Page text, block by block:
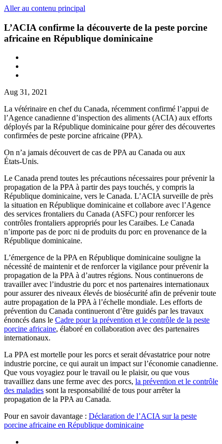
Aller au contenu principal
L’ACIA confirme la découverte de la peste porcine
africaine en République dominicaine
Aug 31, 2021
La vétérinaire en chef du Canada, récemment confirmé l’appui de
l’Agence canadienne d’inspection des aliments (ACIA) aux efforts
déployés par la République dominicaine pour gérer des découvertes
confirmées de peste porcine africaine (PPA).
On n’a jamais découvert de cas de PPA au Canada ou aux
États‑Unis.
Le Canada prend toutes les précautions nécessaires pour prévenir la
propagation de la PPA à partir des pays touchés, y compris la
République dominicaine, vers le Canada. L’ACIA surveille de près
la situation en République dominicaine et collabore avec l’Agence
des services frontaliers du Canada (ASFC) pour renforcer les
contrôles frontaliers appropriés pour les Caraïbes. Le Canada
n’importe pas de porc ni de produits du porc en provenance de la
République dominicaine.
L’émergence de la PPA en République dominicaine souligne la
nécessité de maintenir et de renforcer la vigilance pour prévenir la
propagation de la PPA à d’autres régions. Nous continuerons de
travailler avec l’industrie du porc et nos partenaires internationaux
pour assurer des niveaux élevés de biosécurité afin de prévenir toute
autre propagation de la PPA à l’échelle mondiale. Les efforts de
prévention du Canada continueront d’être guidés par les travaux
énoncés dans le Cadre pour la prévention et le contrôle de la peste
porcine africaine, élaboré en collaboration avec des partenaires
internationaux.
La PPA est mortelle pour les porcs et serait dévastatrice pour notre
industrie porcine, ce qui aurait un impact sur l’économie canadienne.
Que vous voyagiez pour le travail ou le plaisir, ou que vous
travailliez dans une ferme avec des porcs, la prévention et le contrôle
des maladies sont la responsabilité de tous pour arrêter la
propagation de la PPA au Canada.
Pour en savoir davantage : Déclaration de l’ACIA sur la peste
porcine africaine en République dominicaine